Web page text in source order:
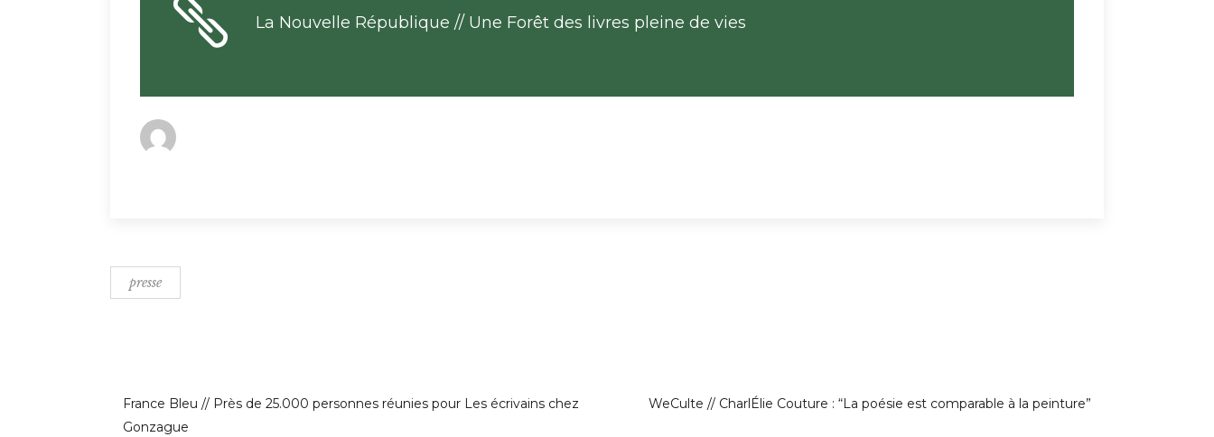
La Nouvelle République // Une Forêt des livres pleine de vies
presse
France Bleu // Près de 25.000 personnes réunies pour Les écrivains chez
Gonzague
WeCulte // CharlÉlie Couture : “La poésie est comparable à la peinture”